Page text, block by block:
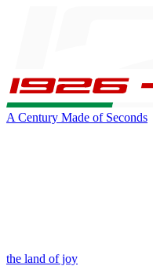
A Century Made of Seconds
the land of joy